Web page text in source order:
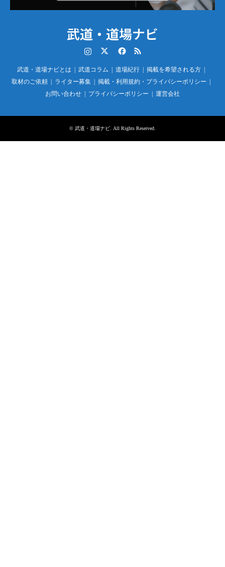
武道・道場ナビ
RSS
武道・道場ナビとは 武道コラム 道場紀行
掲載を希望される方
取材のご依頼
ライター募集
掲載・利用規約・プライバシーポリシー
お問い合わせ
プライバシーポリシー 運営会社
© 武道・道場ナビ . All Rights Reserved.